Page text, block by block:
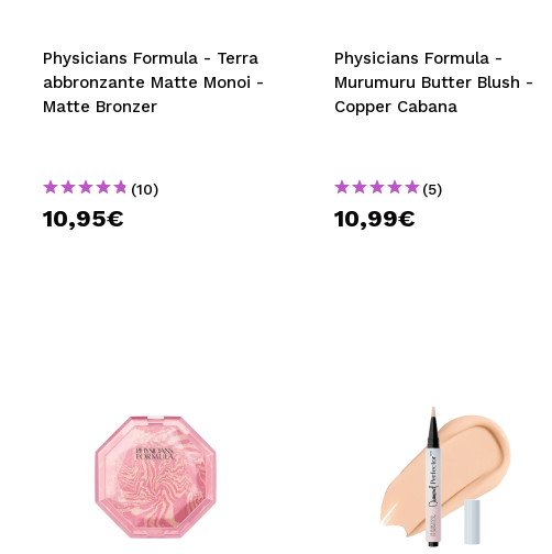
Physicians Formula - Terra
abbronzante Matte Monoi -
Matte Bronzer
(10)
10,95€
Physicians Formula -
Murumuru Butter Blush -
Copper Cabana
(5)
10,99€